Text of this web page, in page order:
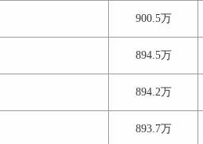
900.5万
894.5万
894.2万
893.7万